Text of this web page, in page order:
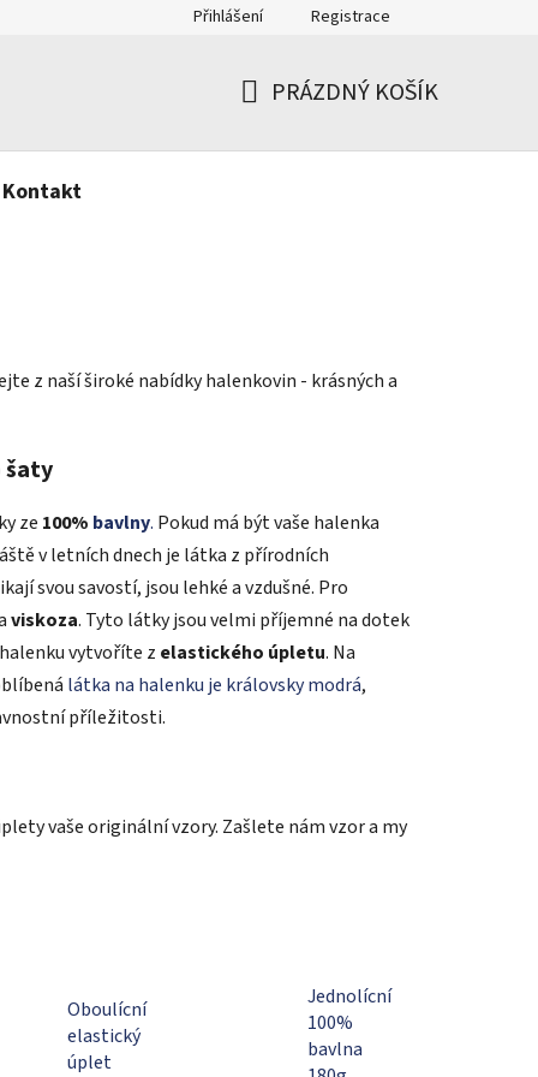
Přihlášení Registrace
PRÁZDNÝ KOŠÍK
Kontakt
z naší široké nabídky halenkovin - krásných a
šaty
ze 100% bavlny. Pokud má být vaše halenka
v letních dnech je látka z přírodních
svou savostí, jsou lehké a vzdušné. Pro
viskoza. Tyto látky jsou velmi příjemné na dotek
vytvoříte z elastického úpletu. Na
látka na halenku je královsky modrá,
příležitosti.
vaše originální vzory. Zašlete nám vzor a my
Oboulícní
elastický
úplet
Jednolícní
100%
bavlna